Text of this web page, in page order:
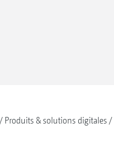
Produits & solutions digitales